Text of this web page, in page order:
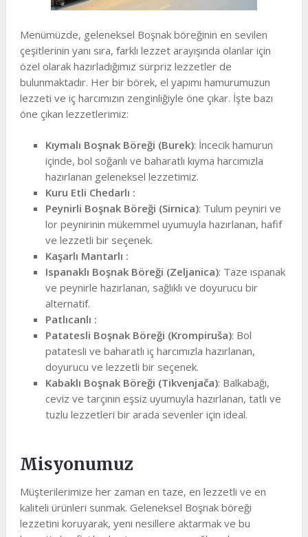
Menümüzde, geleneksel Boşnak böreğinin en sevilen
çeşitlerinin yanı sıra, farklı lezzet arayışında olanlar için
özel olarak hazırladığımız sürpriz lezzetler de
bulunmaktadır. Her bir börek, el yapımı hamurumuzun
lezzeti ve iç harcımızın zenginliğiyle öne çıkar. İşte bazı
öne çıkan lezzetlerimiz:
Kıymalı Boşnak Böreği (Burek): İncecik hamurun
içinde, bol soğanlı ve baharatlı kıyma harcımızla
hazırlanan geleneksel lezzetimiz.
Kuru Etli Chedarlı :
Peynirli Boşnak Böreği (Sirnica): Tulum peyniri ve
lor peynirinin mükemmel uyumuyla hazırlanan, hafif
ve lezzetli bir seçenek.
Kaşarlı Mantarlı :
Ispanaklı Boşnak Böreği (Zeljanica): Taze ıspanak
ve peynirle hazırlanan, sağlıklı ve doyurucu bir
alternatif.
Patlıcanlı :
Patatesli Boşnak Böreği (Krompiruša): Bol
patatesli ve baharatlı iç harcımızla hazırlanan,
doyurucu ve lezzetli bir seçenek.
Kabaklı Boşnak Böreği (Tikvenjača): Balkabağı,
ceviz ve tarçının eşsiz uyumuyla hazırlanan, tatlı ve
tuzlu lezzetleri bir arada sevenler için ideal.
Misyonumuz
Müşterilerimize her zaman en taze, en lezzetli ve en
kaliteli ürünleri sunmak. Geleneksel Boşnak böreği
lezzetini koruyarak, yeni nesillere aktarmak ve bu